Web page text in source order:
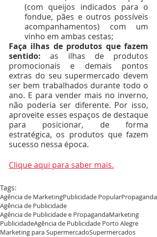
(com queijos indicados para o
fondue, pães e outros possíveis
acompanhamentos) com um
vinho em ambas cestas;
Faça ilhas de produtos que fazem
sentido: as ilhas de produtos
promocionais e demais pontos
extras do seu supermercado devem
ser bem trabalhados durante todo o
ano. E para vender mais no inverno,
não poderia ser diferente. Por isso,
aproveite esses espaços de destaque
para posicionar, de forma
estratégica, os produtos que fazem
sucesso nessa época.
Clique aqui para saber mais.
Tags:
Agência de MarketingPublicidade PopularPropaganda
Agência de Publicidade
Agência de Publicidade e PropagandaMarketing
PublicidadeAgência de Publicidade Porto Alegre
Marketing para SupermercadoSupermercados